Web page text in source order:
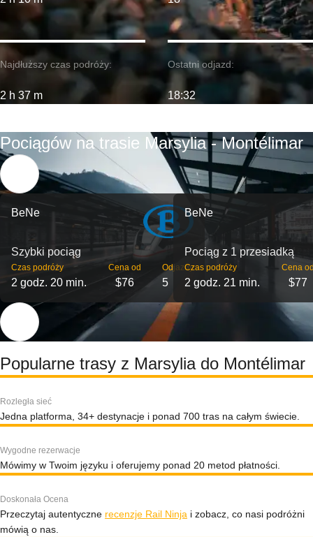
Najdłuższy czas podróży:
2 h 37 m
Ostatni odjazd:
18:32
Pociągów na trasie Marsylia - Montélimar
BeNe
Szybki pociąg
Czas podróży
2 godz. 20 min.
Cena od
$76
Odjazdy
5
BeNe
Pociąg z 1 przesiadką
Czas podróży
2 godz. 21 min.
Cena
$77
Popularne trasy z Marsylia do Montélimar
Rozległa sieć
Jedna platforma, 34+ destynacje i ponad 700 tras na całym świecie.
Wygodne rezerwacje
Mówimy w Twoim języku i oferujemy ponad 20 metod płatności.
Doskonała Ocena
Przeczytaj autentyczne recenzje Rail Ninja i zobacz, co nasi podróżni
mówią o nas.